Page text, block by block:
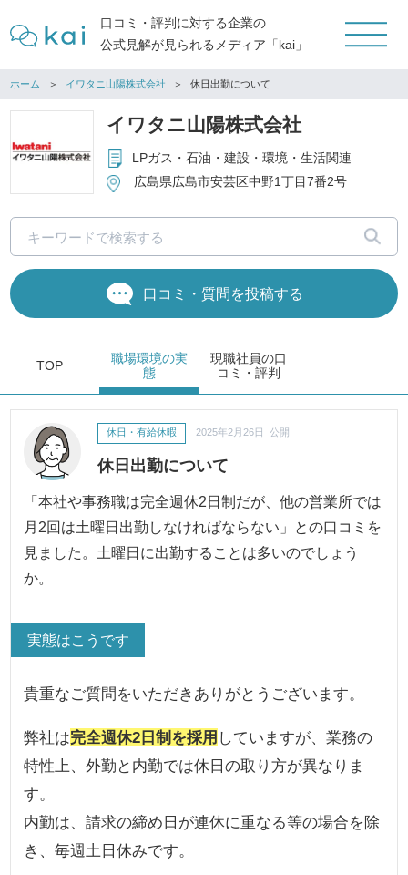
口コミ・評判に対する企業の
公式見解が見られるメディア「kai」
ホーム イワタニ山陽株式会社 休日出勤について
イワタニ山陽株式会社
LPガス・石油・建設・環境・生活関連
広島県広島市安芸区中野1丁目7番2号
口コミ・質問を投稿する
TOP
職場環境の実
態
現職社員の口
コミ・評判
休日出勤について
休日・有給休暇 2025年2月26日 公開
「本社や事務職は完全週休2日制だが、他の営業所では
月2回は土曜日出勤しなければならない」との口コミを
見ました。土曜日に出勤することは多いのでしょう
か。
実態はこうです
貴重なご質問をいただきありがとうございます。
弊社は完全週休2日制を採用 していますが、業務の
特性上、外勤と内勤では休日の取り方が異なりま
す。
内勤は、請求の締め日が連休に重なる等の場合を除
き、毎週土日休みです。